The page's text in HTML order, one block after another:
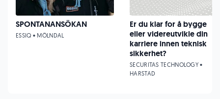
SPONTANANSÖKAN
ESSIQ • MÖLNDAL
Er du klar for å bygge
eller videreutvikle din
karriere innen teknisk
sikkerhet?
SECURITAS TECHNOLOGY •
HARSTAD